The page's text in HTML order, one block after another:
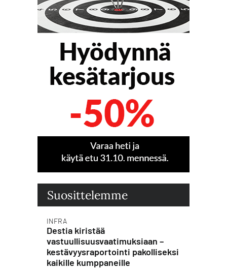
Suosittelemme
INFRA
Destia kiristää
vastuullisuusvaatimuksiaan –
kestävyysraportointi pakolliseksi
kaikille kumppaneille